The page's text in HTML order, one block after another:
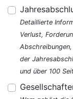
Detaillierte
Verlust,
der
und über 100